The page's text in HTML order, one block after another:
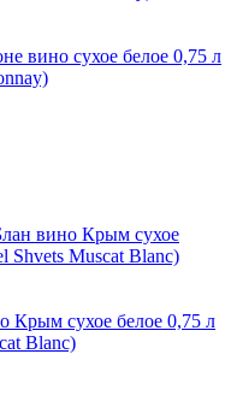
вино сухое белое 0,75 л
сухое белое 0,75 л
Blanc)